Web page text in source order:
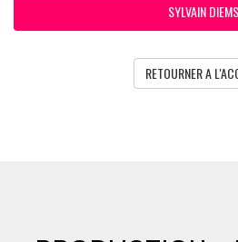
SYLVAIN DIEMS
RETOURNER A